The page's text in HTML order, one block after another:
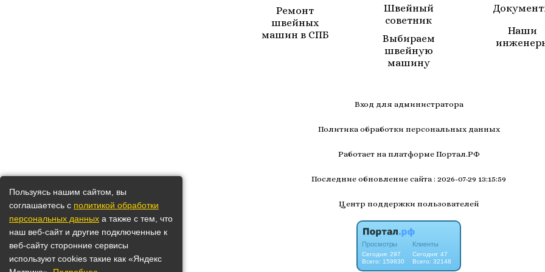
Пользуясь нашим сайтом, вы
соглашаетесь с политикой обработки
персональных данных а также с тем, что
наш веб-сайт и другие подключенные к
веб-сайту сторонние сервисы
используют cookies такие как «Яндекс
Ремонт
швейных
машин в СПБ
Швейный
советник
Выбираем
швейную
машину
Наши
Вход для администратора
Политика обработки персональных данных
Работает на платформе Портал.РФ
Последние обновление сайта : 2026-07-29 13:15:59
Центр поддержки пользователей